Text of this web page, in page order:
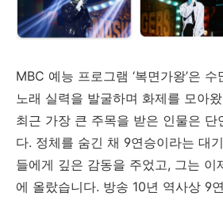
MBC 예능 프로그램 ‘복면가왕’은 수
노래 실력을 발굴하며 화제를 모아
최근 가장 큰 주목을 받은 인물은 단
다. 정체를 숨긴 채 9연승이라는 대
들에게 깊은 감동을 주었고, 그는 이
에 올랐습니다. 방송 10년 역사상 9